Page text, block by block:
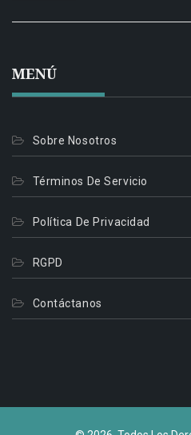
MENÚ
Sobre Nosotros
Términos De Servicio
Política De Privacidad
RGPD
Contáctanos